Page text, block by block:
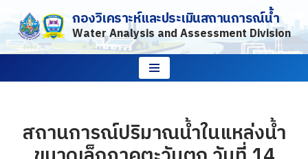
Skip
to
กองวิเคราะห์และประเมินสถานการณ์น้ำ
Water Analysis and Assessment Division
สถานการณ์ปริมาณน้ำในแหล่งน้ำ